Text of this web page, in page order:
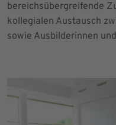
bereichsübergreifende
kollegialen Austausch
sowie Ausbilderinnen